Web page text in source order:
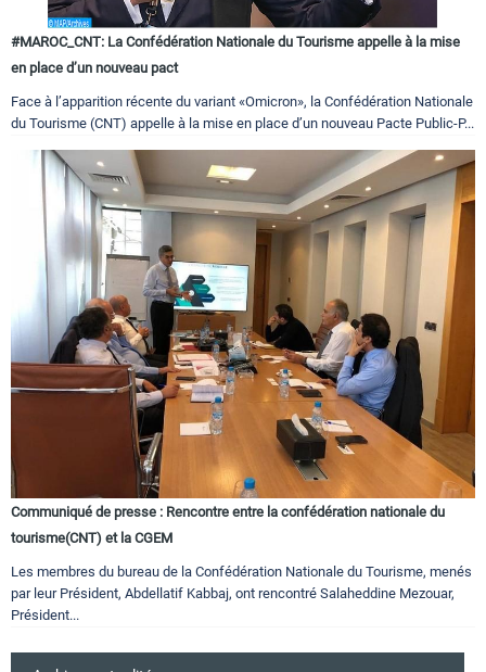
#MAROC_CNT: La Confédération Nationale du Tourisme appelle à la mise
en place d’un nouveau pact
Face à l’apparition récente du variant «Omicron», la Confédération Nationale
du Tourisme (CNT) appelle à la mise en place d’un nouveau Pacte Public-P...
Communiqué de presse : Rencontre entre la confédération nationale du
tourisme(CNT) et la CGEM
Les membres du bureau de la Confédération Nationale du Tourisme, menés
par leur Président, Abdellatif Kabbaj, ont rencontré Salaheddine Mezouar,
Président...